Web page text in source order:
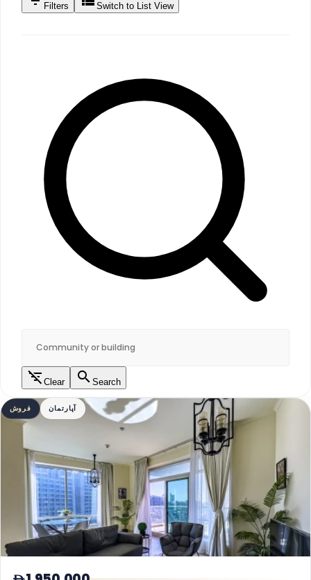
Filters Switch to List View
Clear Search
فروش آپارتمان